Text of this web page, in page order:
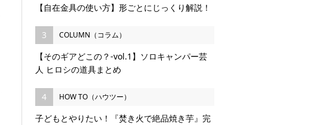
【自在金具の使い方】形ごとにじっくり解説！
3 COLUMN（コラム）
【そのギアどこの？-vol.1】ソロキャンパー芸
人 ヒロシの道具まとめ
4 HOW TO（ハウツー）
子どもとやりたい！『焚き火で絶品焼き芋』完